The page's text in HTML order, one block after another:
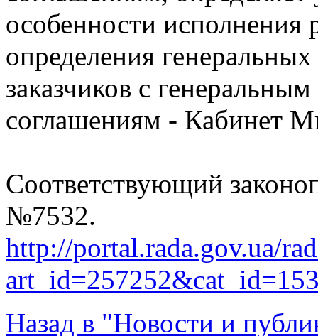
особенности
определения
заказчиков с
соглашениям - Кабинет
Соответствующий
№7532.
http://portal.rada.gov.ua/
Назад в "Новости и